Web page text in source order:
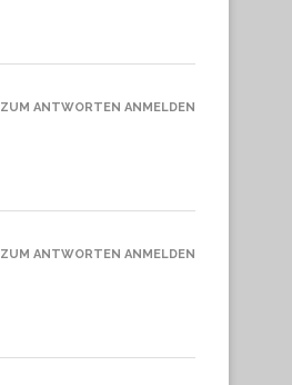
ZUM ANTWORTEN ANMELDEN
ZUM ANTWORTEN ANMELDEN